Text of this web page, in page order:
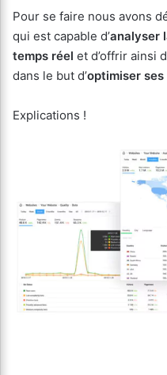
Pour se faire nous avons
qui est capable d’analyser
temps réel et d’offrir ainsi
dans le but d’optimiser
Explications !